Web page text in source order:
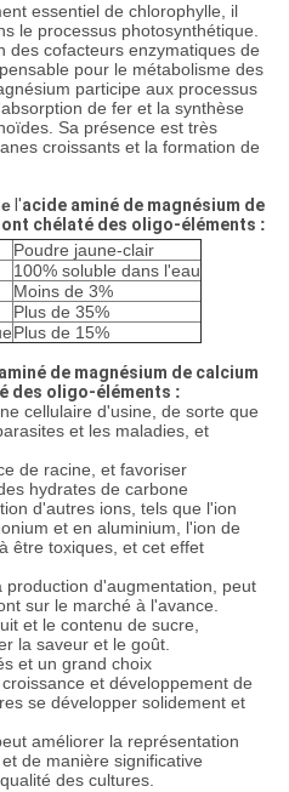
essentiel de chlorophylle, il
le processus photosynthétique.
des cofacteurs enzymatiques de
pour le métabolisme des
participe aux processus
de fer et la synthèse
Sa présence est très
croissants et la formation de
l'acide aminé de magnésium de
chélaté des oligo-éléments :
Poudre jaune-clair
100% soluble dans l'eau
Moins de 3%
Plus de 35%
Plus de 15%
de magnésium de calcium
des oligo-éléments :
cellulaire d'usine, de sorte que
et les maladies, et
de racine, et favoriser
hydrates de carbone
d'autres ions, tels que l'ion
et en aluminium, l'ion de
être toxiques, et cet effet
production d'augmentation, peut
sur le marché à l'avance.
et le contenu de sucre,
la saveur et le goût.
et un grand choix
et développement de
se développer solidement et
améliorer la représentation
de manière significative
des cultures.